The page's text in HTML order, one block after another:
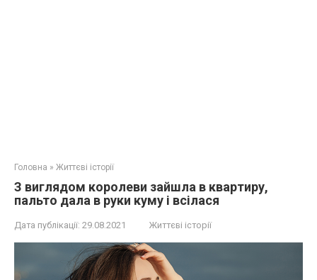
Головна » Життєві історії
З виглядом королеви зайшла в квартиру,
пальто дала в руки куму і всілася
Дата публікації: 29.08.2021 Життєві історії